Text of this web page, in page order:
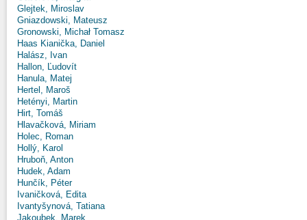
Glejtek, Miroslav
Gniazdowski, Mateusz
Gronowski, Michał Tomasz
Haas Kianička, Daniel
Halász, Ivan
Hallon, Ľudovít
Hanula, Matej
Hertel, Maroš
Hetényi, Martin
Hirt, Tomáš
Hlavačková, Miriam
Holec, Roman
Hollý, Karol
Hruboň, Anton
Hudek, Adam
Hunčík, Péter
Ivaničková, Edita
Ivantyšynová, Tatiana
Jakoubek, Marek